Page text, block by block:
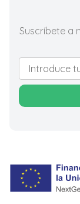
Suscríbete a